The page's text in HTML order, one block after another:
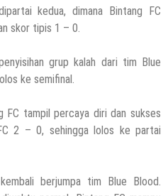
kedua, dimana Bintang FC
skor tipis 1 – 0.
grup kalah dari tim Blue
ke semifinal.
FC tampil percaya diri dan sukses
2 – 0, sehingga lolos ke partai
berjumpa tim Blue Blood.